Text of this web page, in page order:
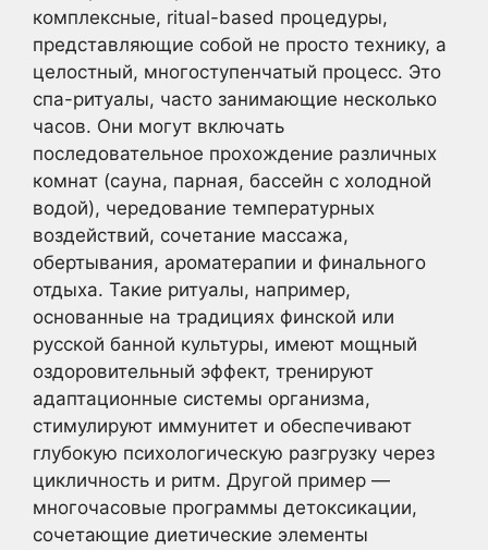
комплексные, ritual-based процедуры,
представляющие собой не просто технику, а
целостный, многоступенчатый процесс. Это
спа-ритуалы, часто занимающие несколько
часов. Они могут включать
последовательное прохождение различных
комнат (сауна, парная, бассейн с холодной
водой), чередование температурных
воздействий, сочетание массажа,
обертывания, ароматерапии и финального
отдыха. Такие ритуалы, например,
основанные на традициях финской или
русской банной культуры, имеют мощный
оздоровительный эффект, тренируют
адаптационные системы организма,
стимулируют иммунитет и обеспечивают
глубокую психологическую разгрузку через
цикличность и ритм. Другой пример —
многочасовые программы детоксикации,
сочетающие диетические элементы